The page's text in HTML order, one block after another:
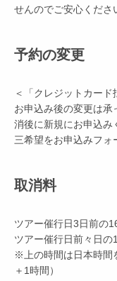
せんのでご安心くださ
予約の変更
＜「クレジットカード
お申込み後の変更は承
消後に新規にお申込み
三希望をお申込みフォ
取消料
ツアー催行日3日前の
ツアー催行日前々日
※上の時間は日本時間
＋1時間）